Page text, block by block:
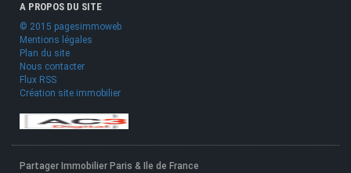
A PROPOS DU SITE
© 2015 pagesimmoweb
Mentions légales
Plan du site
Nous contacter
Flux RSS
Création site immobilier
Partager Immobilier Paris & Ile de France